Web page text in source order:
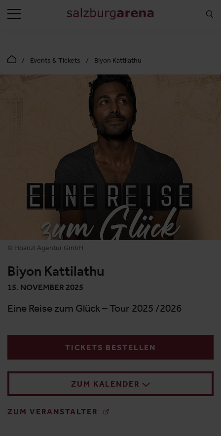
Events & Tickets Biyon Kattilathu
© Hoanzl Agentur GmbH
Biyon Kattilathu
15. NOVEMBER 2025
Eine Reise zum Glück – Tour 2025 /2026
TICKETS BESTELLEN
ZUM KALENDER
ZUM VERANSTALTER